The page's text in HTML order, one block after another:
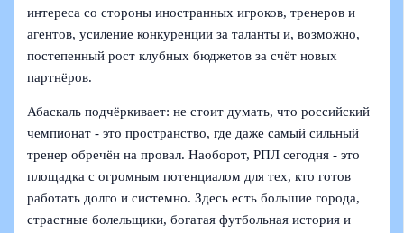
интереса со стороны иностранных игроков, тренеров и
агентов, усиление конкуренции за таланты и, возможно,
постепенный рост клубных бюджетов за счёт новых
партнёров.
Абаскаль подчёркивает: не стоит думать, что российский
чемпионат - это пространство, где даже самый сильный
тренер обречён на провал. Наоборот, РПЛ сегодня - это
площадка с огромным потенциалом для тех, кто готов
работать долго и системно. Здесь есть большие города,
страстные болельщики, богатая футбольная история и